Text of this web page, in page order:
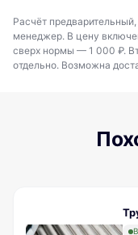
Расчёт
менеджер. В цену
сверх нормы — 1 000 ₽.
отдельно. Возможна